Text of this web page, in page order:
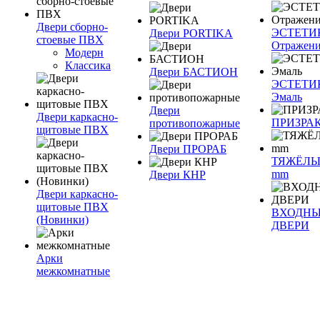
Двери сборно-
стоевые ПВХ
Модерн
Классика
Двери каркасно-
щитовые ПВХ
Двери каркасно-
щитовые ПВХ
(Новинки)
Арки
межкомнатные
Двери PORTIKA
Двери БАСТИОН
Двери
противопожарные
Двери ПРОРАБ
Двери КНР
Эмаль
mm
ДВЕРИ